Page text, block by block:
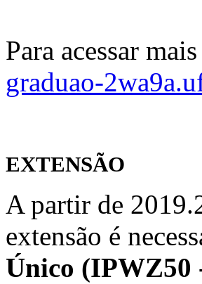
Para acessar
graduao-
EXTENSÃO
A partir de
extensão é
Único (IPWZ50